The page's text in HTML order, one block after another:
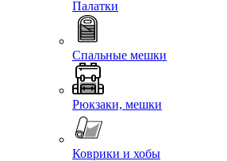
Палатки
Спальные мешки
Рюкзаки, мешки
Коврики и хобы